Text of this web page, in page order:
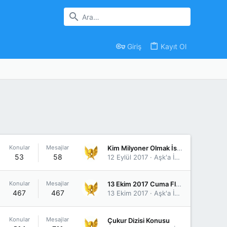
Giriş Kayıt Ol
Konular
53
Mesajlar
58
Kim Milyoner Olmak İster Whatsapp Başvuru Numarası
12 Eylül 2017
Aşk'a İnanmışt'ı
Konular
467
Mesajlar
467
13 Ekim 2017 Cuma Flash TV Yayın Akışı
13 Ekim 2017
Aşk'a İnanmışt'ı
Konular Mesajlar
Çukur Dizisi Konusu